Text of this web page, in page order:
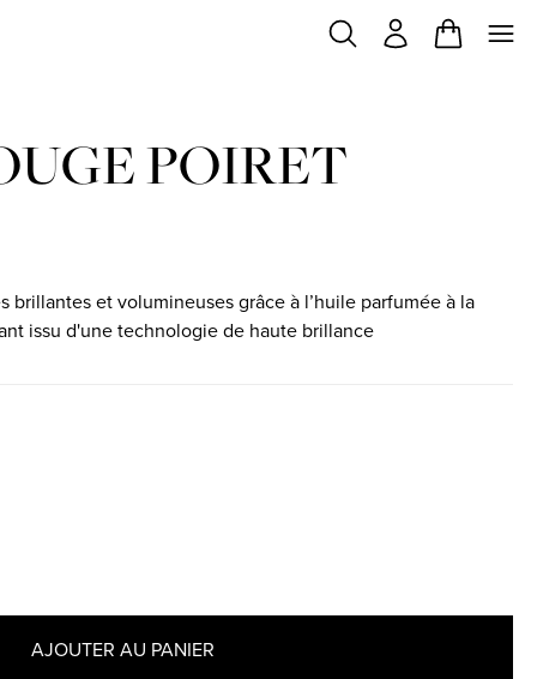
POIRET
brillantes et volumineuses grâce à l’huile parfumée à la
issu d'une technologie de haute brillance
AJOUTER AU PANIER